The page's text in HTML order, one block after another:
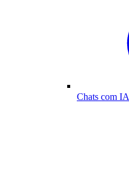
Chats com IA